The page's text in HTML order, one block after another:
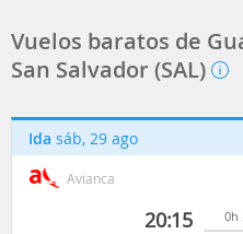
Vuelos baratos de
San Salvador (SAL)
Ida sáb, 29 ago
Avianca
20:15
0h